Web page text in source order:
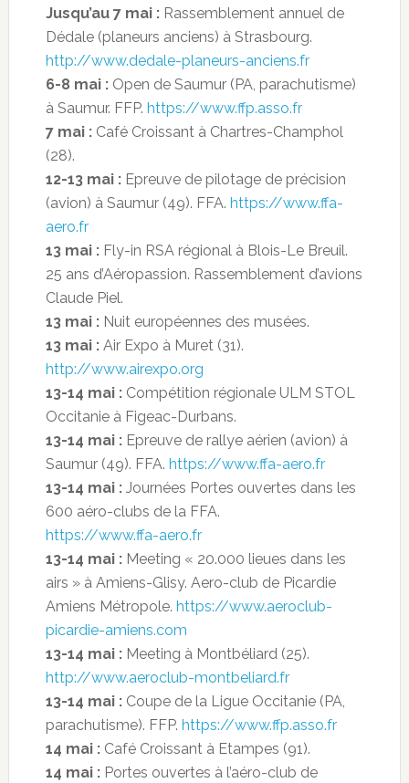
Jusqu’au 7 mai :Rassemblement annuel de
Dédale (planeurs anciens) à Strasbourg.
http://www.dedale-planeurs-anciens.fr
6-8 mai :Open de Saumur (PA, parachutisme)
à Saumur. FFP. https://www.ffp.asso.fr
7 mai :Café Croissant à Chartres-Champhol
(28).
12-13 mai :Epreuve de pilotage de précision
(avion) à Saumur (49). FFA. https://www.ffa-
aero.fr
13 mai :Fly-in RSA régional à Blois-Le Breuil.
25 ans d’Aéropassion. Rassemblement d’avions
Claude Piel.
13 mai :Nuit européennes des musées.
13 mai :Air Expo à Muret (31).
http://www.airexpo.org
13-14 mai :Compétition régionale ULM STOL
Occitanie à Figeac-Durbans.
13-14 mai :Epreuve de rallye aérien (avion) à
Saumur (49). FFA. https://www.ffa-aero.fr
13-14 mai :Journées Portes ouvertes dans les
600 aéro-clubs de la FFA.
https://www.ffa-aero.fr
13-14 mai :Meeting « 20.000 lieues dans les
airs » à Amiens-Glisy. Aero-club de Picardie
Amiens Métropole. https://www.aeroclub-
picardie-amiens.com
13-14 mai :Meeting à Montbéliard (25).
http://www.aeroclub-montbeliard.fr
13-14 mai :Coupe de la Ligue Occitanie (PA,
parachutisme). FFP. https://www.ffp.asso.fr
14 mai :Café Croissant à Etampes (91).
14 mai :Portes ouvertes à l’aéro-club de